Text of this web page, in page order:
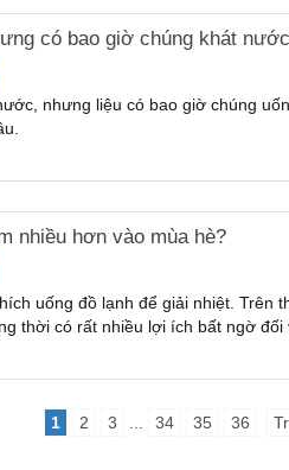
có bao giờ chúng khát
nhưng liệu có bao giờ chúng
nhiều hơn vào mùa hè?
uống đồ lạnh để giải nhiệt. Trên
thời có rất nhiều lợi ích bất ngờ đối
1 2 3 34 35 36